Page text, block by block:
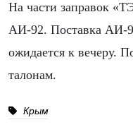
На части заправок
АИ-92. Поставка АИ-
ожидается к вечеру.
талонам.
Крым